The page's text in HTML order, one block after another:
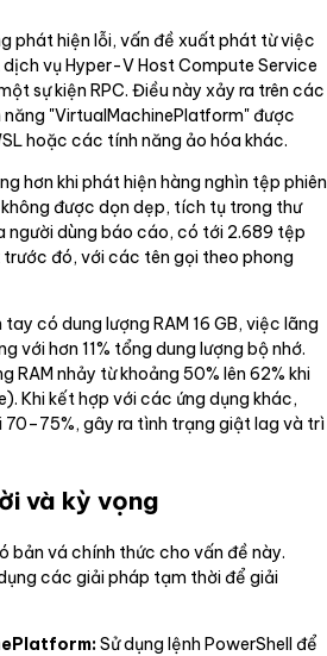
phát hiện lỗi, vấn đề xuất phát từ việc
vụ Hyper-V Host Compute Service
sự kiện RPC. Điều này xảy ra trên các
"VirtualMachinePlatform" được
hoặc các tính năng ảo hóa khác.
hơn khi phát hiện hàng nghìn tệp phiên
được dọn dẹp, tích tụ trong thư
người dùng báo cáo, có tới 2.689 tệp
đó, với các tên gọi theo phong
có dung lượng RAM 16 GB, việc lãng
với hơn 11% tổng dung lượng bộ nhớ.
RAM nhảy từ khoảng 50% lên 62% khi
Khi kết hợp với các ứng dụng khác,
70–75%, gây ra tình trạng giật lag và trì
và kỳ vọng
bản vá chính thức cho vấn đề này.
các giải pháp tạm thời để giải
Sử dụng lệnh PowerShell để